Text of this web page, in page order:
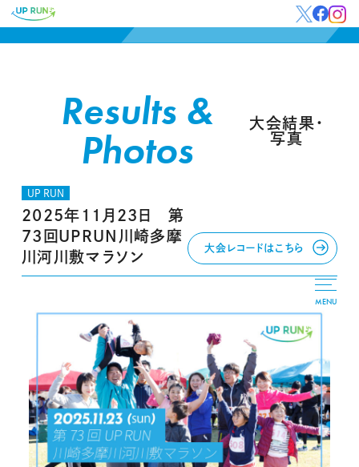
MENU
Results &
Photos
大会結果・
写真
UP RUN
2025年11月23日 第
73回UPRUN川崎多摩
川河川敷マラソン
大会レコードはこちら